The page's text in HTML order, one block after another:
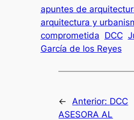
apuntes de
arquitectura y
comprometida DCC
García de los Reyes
← Anterior: DCC
ASESORA AL